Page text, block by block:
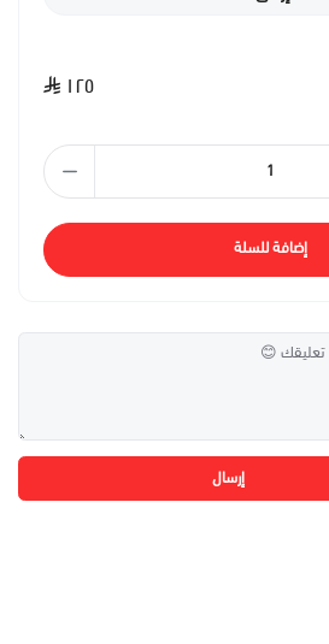
١٢٥
إضافة للسلة
إرسال